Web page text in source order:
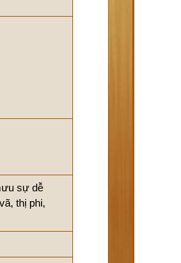
sự dễ
thị phi,